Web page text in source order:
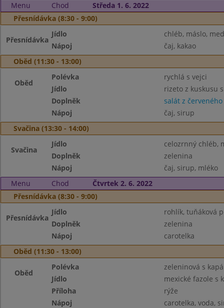
Menu Chod
Středa 1. 6. 2022
Přesnídávka (8:30 - 9:00)
Přesnídávka
Jídlo
chléb, máslo, med
Nápoj
čaj, kakao
Oběd (11:30 - 13:00)
Oběd
Polévka
rychlá s vejci
Jídlo
rizeto z kuskusu
Doplněk
salát z
Nápoj
čaj, sirup
Svačina (13:30 - 14:00)
Svačina
Jídlo
celozrnný chléb,
Doplněk
zelenina
Nápoj
čaj, sirup, mléko
Menu
Chod
Čtvrtek 2. 6. 2022
Přesnídávka (8:30 - 9:00)
Přesnídávka
Jídlo
rohlík, tuňáková
Doplněk
zelenina
Nápoj
carotelka
Oběd (11:30 - 13:00)
Oběd
Polévka
zeleninová s
Jídlo
mexické fazole s
Příloha
rýže
Nápoj
carotelka, voda,